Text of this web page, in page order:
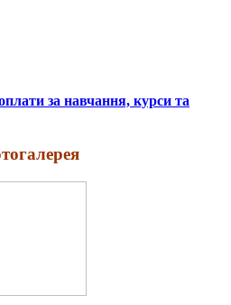
за навчання, курси та